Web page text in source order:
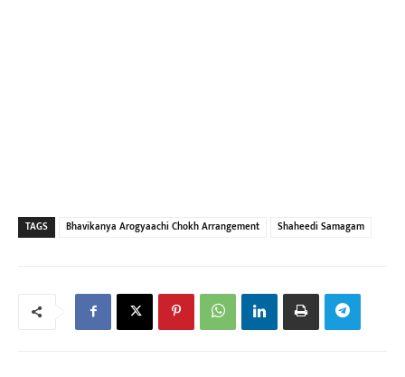
TAGS Bhavikanya Arogyaachi Chokh Arrangement Shaheedi Samagam